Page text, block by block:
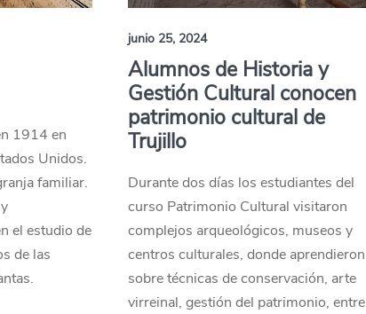
1914 en
Unidos.
familiar.
el estudio de
de las
junio 25, 2024
Alumnos de Historia y
Gestión Cultural conocen
patrimonio cultural de
Trujillo
Durante dos días los estudiantes del
curso Patrimonio Cultural visitaron
complejos arqueológicos, museos y
centros culturales, donde aprendieron
sobre técnicas de conservación, arte
virreinal, gestión del patrimonio, entre